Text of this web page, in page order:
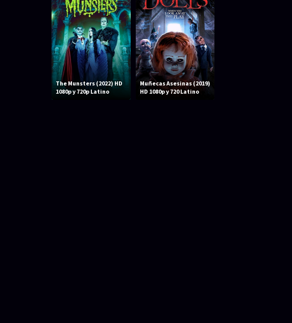
The Munsters (2022) HD
1080p y 720p Latino
Muñecas Asesinas (2019)
HD 1080p y 720 Latino